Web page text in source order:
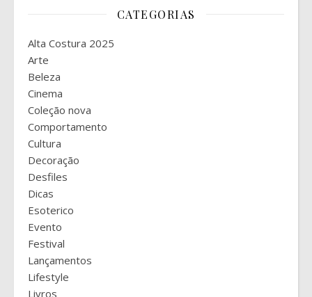
CATEGORIAS
Alta Costura 2025
Arte
Beleza
Cinema
Coleção nova
Comportamento
Cultura
Decoração
Desfiles
Dicas
Esoterico
Evento
Festival
Lançamentos
Lifestyle
Livros